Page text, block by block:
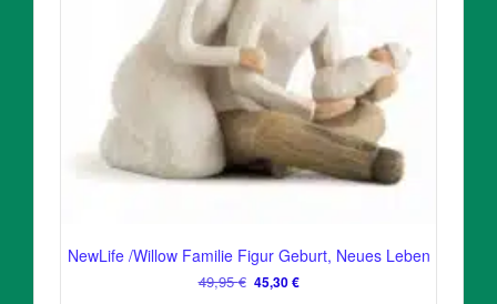
NewLife /Willow Familie Figur Geburt, Neues Leben
49,95€ Ursprünglicher
45,30€Aktueller